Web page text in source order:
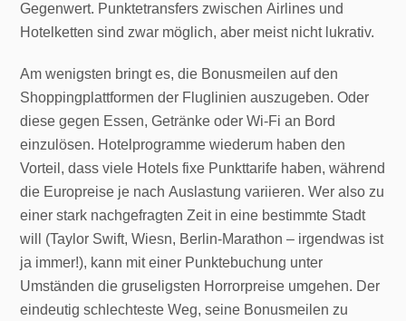
Gegenwert. Punktetransfers zwischen Airlines und
Hotelketten sind zwar möglich, aber meist nicht lukrativ.
Am wenigsten bringt es, die Bonusmeilen auf den
Shoppingplattformen der Fluglinien auszugeben. Oder
diese gegen Essen, Getränke oder Wi-Fi an Bord
einzulösen. Hotelprogramme wiederum haben den
Vorteil, dass viele Hotels fixe Punkttarife haben, während
die Europreise je nach Auslastung variieren. Wer also zu
einer stark nachgefragten Zeit in eine bestimmte Stadt
will (Taylor Swift, Wiesn, Berlin-Marathon – irgendwas ist
ja immer!), kann mit einer Punktebuchung unter
Umständen die gruseligsten Horrorpreise umgehen. Der
eindeutig schlechteste Weg, seine Bonusmeilen zu